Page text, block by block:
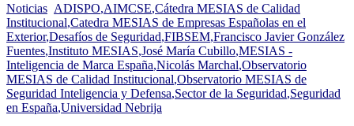
Noticias ADISPO,AIMCSE,Cátedra MESIAS de Calidad
Institucional,Catedra MESIAS de Empresas Españolas en el
Exterior,Desafíos de Seguridad,FIBSEM,Francisco Javier González
Fuentes,Instituto MESIAS,José María Cubillo,MESIAS -
Inteligencia de Marca España,Nicolás Marchal,Observatorio
MESIAS de Calidad Institucional,Observatorio MESIAS de
Seguridad Inteligencia y Defensa,Sector de la Seguridad,Seguridad
en España,Universidad Nebrija